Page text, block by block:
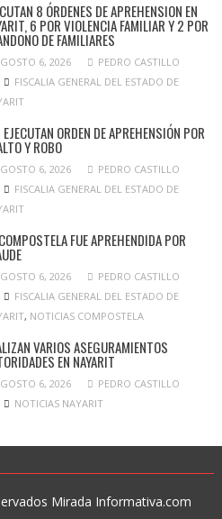
8 ÓRDENES DE APREHENSION EN
6 POR VIOLENCIA FAMILIAR Y 2 POR
DE FAMILIARES
6, 2026
PEDRO CASTILLO
FISCALIA GENERAL DEL ESTADO DE
EJECUTAN ORDEN DE APREHENSIÓN POR
Y ROBO
6, 2026
PEDRO CASTILLO
FISCALIA GENERAL DEL ESTADO DE
FUE APREHENDIDA POR
6, 2026
PEDRO CASTILLO
FISCALIA GENERAL DEL ESTADO DE
, NOTICIAS COMPOSTELA
VARIOS ASEGURAMIENTOS
EN NAYARIT
6, 2026
PEDRO CASTILLO
NOTICIAS NAYARIT
Mirada Informativa.com